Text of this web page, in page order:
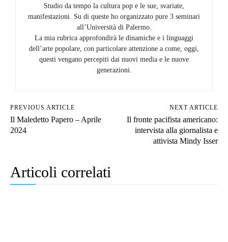
Studio da tempo la cultura pop e le sue, svariate,
manifestazioni. Su di queste ho organizzato pure 3 seminari
all’Università di Palermo.
La mia rubrica approfondirà le dinamiche e i linguaggi
dell’arte popolare, con particolare attenzione a come, oggi,
questi vengano percepiti dai nuovi media e le nuove
generazioni.
PREVIOUS ARTICLE
Il Maledetto Papero – Aprile
2024
NEXT ARTICLE
Il fronte pacifista americano:
intervista alla giornalista e
attivista Mindy Isser
Articoli correlati